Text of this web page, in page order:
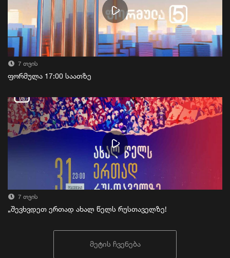
7 თვის
ფორმულა 17:00 საათზე
7 თვის
„შევხვდეთ ერთად ახალ წელს რუსთაველზე!
მეტის ჩვენება